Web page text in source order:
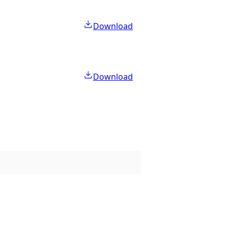
Download
Download